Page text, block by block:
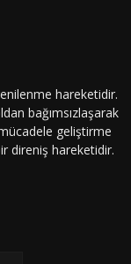
hareketidir.
bağımsızlaşarak
geliştirme
direniş hareketidir.